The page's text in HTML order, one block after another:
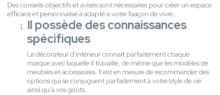
Des conseils objectifs et avisés sont nécessaires pour créer un espace
efficace et personnalisé à adapté à votre faaçon de vivre...
Il possède des connaissances
spécifiques
Le décorateur d'intérieur connaît parfaitement chaque
marque avec laquelle il travaille, de même que les modèles de
meubles et accessoires. Il est en mesure de recommander des
options qui se conjuguent parfaitement à votre style de vie
ainsi qu'à vos goûts.